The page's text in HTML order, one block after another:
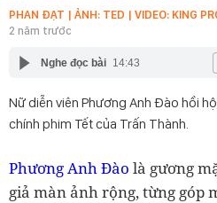
PHAN ĐẠT | ẢNH: TED | VIDEO: KING
2 năm trước
Nghe đọc bài 14:43
Nữ diễn viên Phương Anh Đào hồi
chính phim Tết của Trấn Thành.
Phương Anh Đào là gương
giả màn ảnh rộng, từng góp